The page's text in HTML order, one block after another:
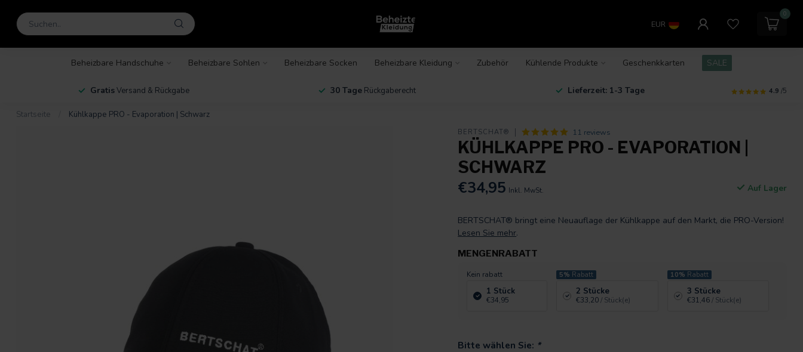
EUR
0
Beheizbare Handschuhe Beheizbare Sohlen Beheizbare Socken Beheizbare Kleidung Zubehör Kühlende Produkte Geschenkkarten SALE
GratisVersand & Rückgabe 30 TageRückgaberecht Lieferzeit: 1-3 Tage 4.9 /5
Startseite Kühlkappe PRO - Evaporation | Schwarz
BERTSCHAT® 11 reviews
KÜHLKAPPE PRO - EVAPORATION |
SCHWARZ
€34,95 Inkl. MwSt. Auf Lager
BERTSCHAT® bringt eine Neuauflage der Kühlkappe auf den Markt, die PRO-Version!
Lesen Sie mehr.
MENGENRABATT
Kein rabatt
1 Stück
€34,95
5% Rabatt
2 Stücke
€33,20 / Stück(e)
10% Rabatt
3 Stücke
€31,46 / Stück(e)
Bitte wählen Sie: *